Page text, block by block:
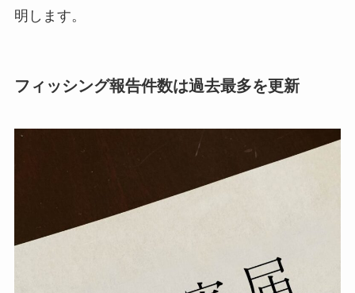
明します。
フィッシング報告件数は過去最多を更新